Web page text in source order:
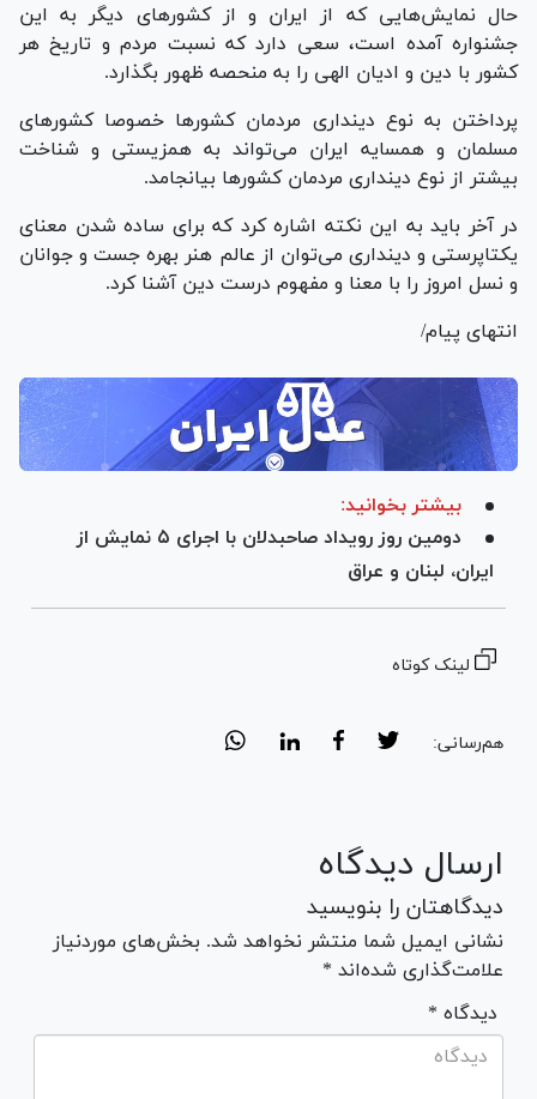
حال نمایش‌هایی که از ایران و از کشور‌های دیگر به این
جشنواره آمده است، سعی دارد که نسبت مردم و تاریخ هر
کشور با دین و ادیان الهی را به منحصه ظهور بگذارد.
پرداختن به نوع دینداری مردمان کشور‌ها خصوصا کشور‌های
مسلمان و همسایه ایران می‌تواند به همزیستی و شناخت
بیشتر از نوع دینداری مردمان کشور‌ها بیانجامد.
در آخر باید به این نکته اشاره کرد که برای ساده شدن معنای
یکتاپرستی و دینداری می‌توان از عالم هنر بهره جست و جوانان
و نسل امروز را با معنا و مفهوم درست دین آشنا کرد.
انتهای پیام/
بیشتر بخوانید:
دومین روز رویداد صاحبدلان با اجرای ۵ نمایش از
ایران، لبنان و عراق
لینک کوتاه
هم‌رسانی:
ارسال دیدگاه
دیدگاهتان را بنویسید
نشانی ایمیل شما منتشر نخواهد شد. بخش‌های موردنیاز
علامت‌گذاری شده‌اند *
* دیدگاه